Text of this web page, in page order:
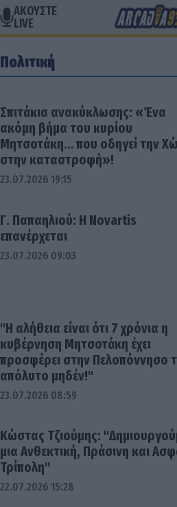
ΑΚΟΥΣΤΕ
LIVE
Πολιτική
Σπιτάκια ανακύκλωσης: «Ένα
ακόμη βήμα του κυρίου
Μητσοτάκη… που οδηγεί την
στην καταστροφή»!
23.07.2026 19:15
Γ. Παπαηλιού: H Novartis
επανέρχεται
23.07.2026 09:03
"Η αλήθεια είναι ότι 7 χρόνια η
κυβέρνηση Μητσοτάκη έχει
προσφέρει στην Πελοπόννησο
απόλυτο μηδέν!"
23.07.2026 08:59
Κώστας Τζιούμης:
μια Ανθεκτική, Πράσινη και
Τρίπολη"
22.07.2026 15:28